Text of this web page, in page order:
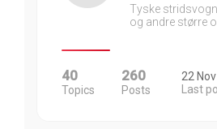
Tyske
og andre større
40
Topics
260
Posts
22
Last